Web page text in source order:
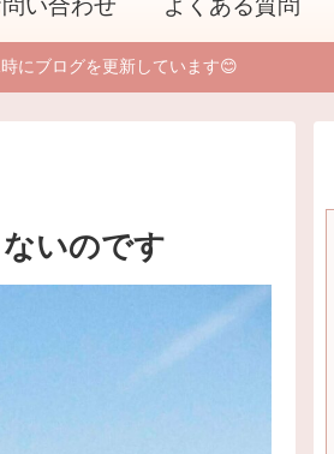
い合わせ よくある質問
にブログを更新しています😊
いのです